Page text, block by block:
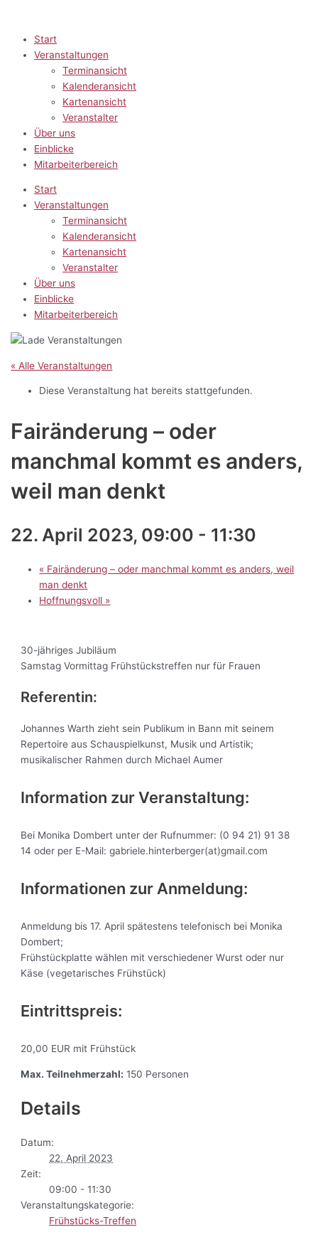
springenStart
Veranstaltungen
Terminansicht
Kalenderansicht
Kartenansicht
Veranstalter
Über uns
Einblicke
Mitarbeiterbereich
Start
Veranstaltungen
Terminansicht
Kalenderansicht
Kartenansicht
Veranstalter
Über uns
Einblicke
Mitarbeiterbereich
« Alle Veranstaltungen
Diese Veranstaltung hat bereits stattgefunden.
Fairänderung – oder
manchmal kommt es anders,
weil man denkt
22. April 2023, 09:00 - 11:30
« Fairänderung – oder manchmal kommt es anders, weil
man denkt
Hoffnungsvoll »
30-jähriges Jubiläum
Samstag Vormittag Frühstückstreffen nur für Frauen
Referentin:
Johannes Warth zieht sein Publikum in Bann mit seinem
Repertoire aus Schauspielkunst, Musik und Artistik;
musikalischer Rahmen durch Michael Aumer
Information zur Veranstaltung:
Bei Monika Dombert unter der Rufnummer: (0 94 21) 91 38
14 oder per E-Mail: gabriele.hinterberger(at)gmail.com
Informationen zur Anmeldung:
Anmeldung bis 17. April spätestens telefonisch bei Monika
Dombert;
Frühstückplatte wählen mit verschiedener Wurst oder nur
Käse (vegetarisches Frühstück)
Eintrittspreis:
20,00 EUR mit Frühstück
Max. Teilnehmerzahl: 150 Personen
Details
Datum:
22. April 2023
Zeit:
09:00 - 11:30
Veranstaltungskategorie:
Frühstücks-Treffen